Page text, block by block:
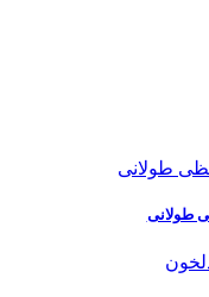
طولانی